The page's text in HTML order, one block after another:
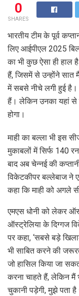
0
SHARES
भारतीय टीम के पूर्व
लिए आईपीएल 2025
का भी कुछ ऐसा ही
हैं, जिसमें से उन्होंने
में सबसे नीचे लगी हुई है।
हैं। लेकिन उनका यहां से
होगा।
माही का बल्ला भी इस
मुकाबलों में सिर्फ 140
बाद अब चेन्नई की
विकेटकीपर बल्लेबाज ने
कहा कि माही को अगले
एमएस धोनी को लेकर
ऑस्ट्रेलिया के दिग्गज
पर कहा, ‘सबसे बड़े
भी साबित करने की
जो हासिल किया जा
करना चाहते हैं, लेकिन मैं
चुकानी पड़ेगी, मुझे पता